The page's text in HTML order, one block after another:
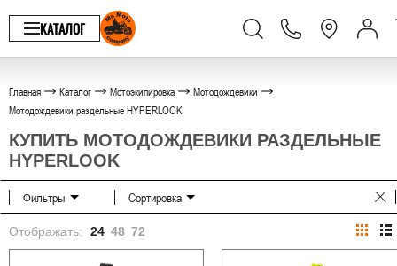
КАТАЛОГ
Главная Каталог Мотоэкипировка
Мотодождевики
Мотодождевики раздельные HYPERLOOK
КУПИТЬ МОТОДОЖДЕВИКИ РАЗДЕЛЬНЫЕ
HYPERLOOK
Фильтры Сортировка
Отображать: 24 48 72